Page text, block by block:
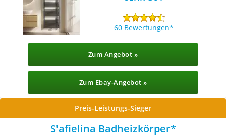
60 Bewertungen
Zum Angebot »
Zum Ebay-Angebot »
Preis-Leistungs-Sieger
S'afielina Badheizkörper